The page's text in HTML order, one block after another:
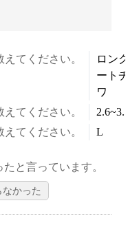
てください。
ロング
ートチ
ワ
てください。
てください。
L
と言っています。
かった